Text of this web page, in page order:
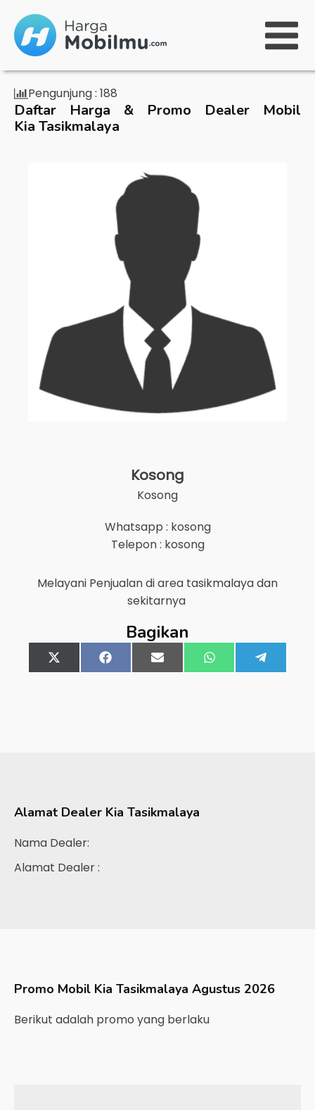
Pengunjung : 188
Daftar Harga & Promo Dealer Mobil
Kia Tasikmalaya
Kosong
Kosong
Whatsapp : kosong
Telepon : kosong
Melayani Penjualan di area tasikmalayadan
sekitarnya
Bagikan
Share
on
X
(Twitter)
Share
on
FacebookShare
on
Email Share
on
WhatsApp
on
Alamat Dealer Kia Tasikmalaya
Nama Dealer:
Alamat Dealer :
Promo Mobil Kia Tasikmalaya Agustus 2026
Berikut adalah promo yang berlaku